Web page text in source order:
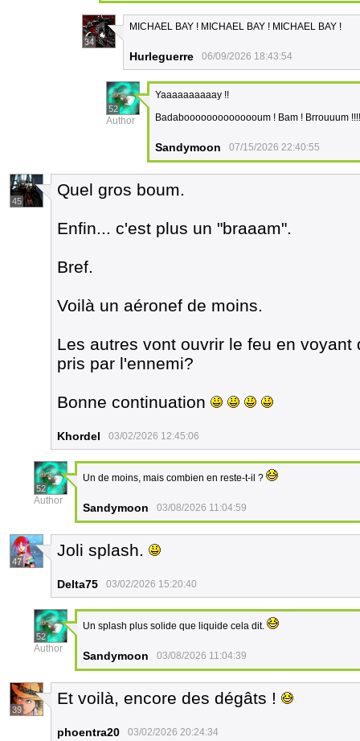
34
MICHAEL BAY ! MICHAEL BAY ! MICHAEL BAY !
Hurleguerre 06/09/2026 18:43:54
52
Author
Yaaaaaaaaaay !!
Badaboooooooooooooum ! Bam ! Brrouuum !!!!
Sandymoon 07/15/2026 22:40:55
45
Quel gros boum.
Enfin... c'est plus un "braaam".
Bref.
Voilà un aéronef de moins.
Les autres vont ouvrir le feu en
pris par l'ennemi?
Bonne continuation
Khordel 03/02/2026 12:45:06
52
Author
Un de moins, mais combien en reste-t-il ?
Sandymoon 03/08/2026 11:04:59
47
Joli splash.
Delta75 03/02/2026 15:20:40
52
Author
Un splash plus solide que liquide cela dit.
Sandymoon 03/08/2026 11:04:39
39
Et voilà, encore des dégâts !
phoentra20 03/02/2026 20:24:34